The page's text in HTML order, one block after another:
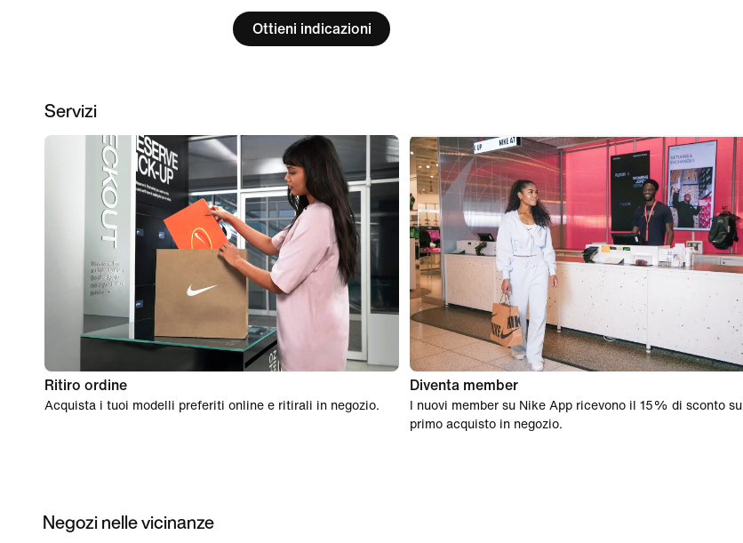
Ottieni indicazioni
Servizi
Ritiro ordine
Acquista i tuoi modelli preferiti online e ritirali in negozio.
Diventa member
I nuovi member su Nike App ricevono il 15% di sconto sul
primo acquisto in negozio.
Negozi nelle vicinanze